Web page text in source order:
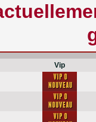
Vip